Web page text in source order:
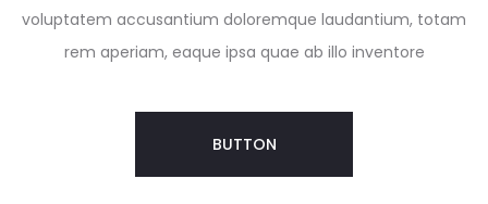
voluptatem accusantium doloremque laudantium, totam
rem aperiam, eaque ipsa quae ab illo inventore
BUTTON